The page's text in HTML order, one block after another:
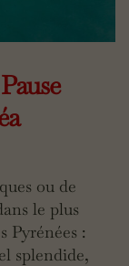
ou de
le plus
Pyrénées :
splendide,